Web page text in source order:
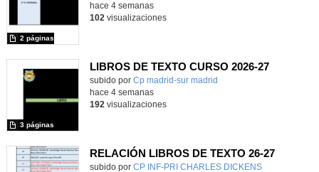
2 páginas
hace 4 semanas
102 visualizaciones
LIBROS DE TEXTO CURSO 2026-27
subido por Cp madrid-sur madrid
3 páginas
hace 4 semanas
192 visualizaciones
RELACIÓN LIBROS DE TEXTO 26-27
subido por CP INF-PRI CHARLES DICKENS-